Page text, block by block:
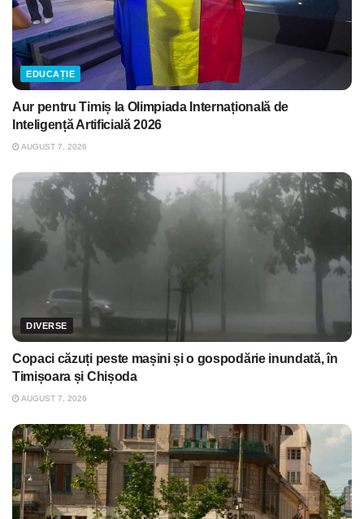
EDUCAȚIE
Aur pentru Timiș la Olimpiada Internațională de
Inteligență Artificială 2026
AUGUST 7, 2026
DIVERSE
Copaci căzuți peste mașini și o gospodărie inundată, în
Timișoara și Chișoda
AUGUST 7, 2026